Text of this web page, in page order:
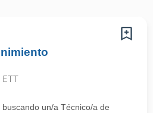
un/a Técnico/a de